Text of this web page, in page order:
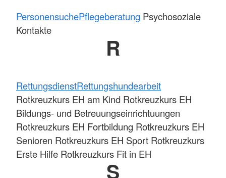
PersonensuchePflegeberatung Psychosoziale
Kontakte
R
RettungsdienstRettungshundearbeit
Rotkreuzkurs EH am Kind Rotkreuzkurs EH
Bildungs- und Betreuungseinrichtuungen
Rotkreuzkurs EH Fortbildung Rotkreuzkurs EH
Senioren Rotkreuzkurs EH Sport Rotkreuzkurs
Erste Hilfe Rotkreuzkurs Fit in EH
S